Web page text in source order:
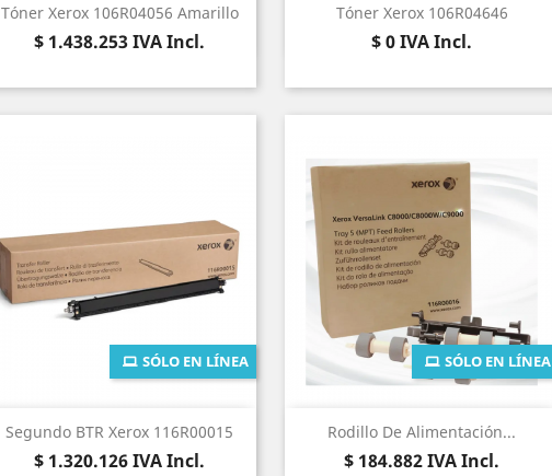
Tóner Xerox 106R04056 Amarillo
Precio
$ 1.438.253IVA Incl.
Vista rápida Tóner Xerox 106R04646
Precio
$ 0IVA Incl.
Vista rápida
Segundo BTR Xerox 116R00015
Precio
$ 1.320.126IVA Incl.
SÓLO EN LÍNEA
Vista rápida Rodillo De Alimentación...
Precio
$ 184.882IVA Incl.
SÓLO EN LÍNEA
 Vista rápida